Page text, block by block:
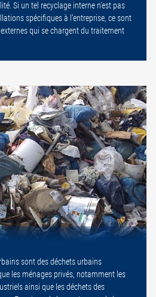
Si un tel recyclage interne n’est pas
spécifiques à l’entreprise, ce sont
qui se chargent du traitement
sont des déchets urbains
les ménages privés, notamment les
ainsi que les déchets des